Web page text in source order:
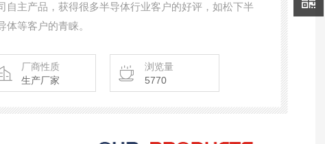
自主产品，获得很多半导体行业客户的好评，如松下半
等客户的青睐。
厂商性质
生产厂家
浏览量
5770